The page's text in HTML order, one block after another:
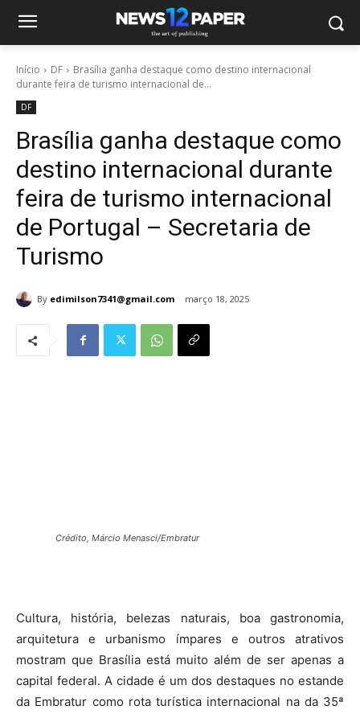
Início DF
Brasília ganha destaque como destino internacional
durante feira de turismo internacional de...
DF
Brasília ganha destaque como
destino internacional durante
feira de turismo internacional
de Portugal – Secretaria de
Turismo
By edimilson7341@gmail.com março 18, 2025
Crédito, Márcio Menasci/Embratur
Cultura, história, belezas naturais, boa gastronomia,
arquitetura e urbanismo ímpares e outros atrativos
mostram que Brasília está muito além de ser apenas a
capital federal. A cidade é um dos destaques no estande
da Embratur como rota turística internacional na da 35ª